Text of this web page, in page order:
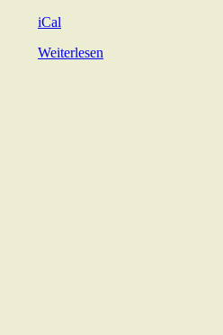
iCal
Weiterlesen